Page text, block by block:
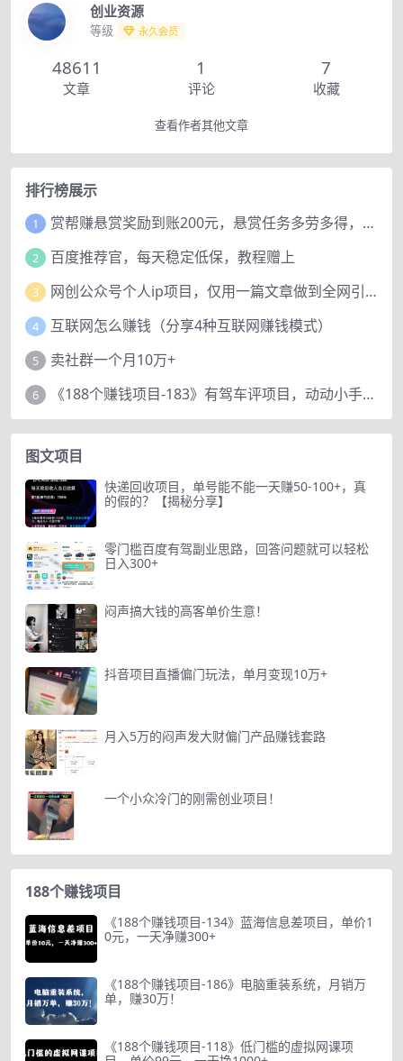
创业资源
等级 永久会员
48611
文章
1
评论
7
收藏
查看作者其他文章
排行榜展示
1 赏帮赚悬赏奖励到账200元，悬赏任务多劳多得，人人可做。
2 百度推荐官，每天稳定低保，教程赠上
3 网创公众号个人ip项目，仅用一篇文章做到全网引流！
4 互联网怎么赚钱（分享4种互联网赚钱模式）
5 卖社群一个月10万+
6 《188个赚钱项目-183》有驾车评项目，动动小手，复制粘贴赚44元！
图文项目
快递回收项目，单号能不能一天赚50-100+，真
的假的？【揭秘分享】
零门槛百度有驾副业思路，回答问题就可以轻松
日入300+
闷声搞大钱的高客单价生意！
抖音项目直播偏门玩法，单月变现10万+
月入5万的闷声发大财偏门产品赚钱套路
一个小众冷门的刚需创业项目！
188个赚钱项目
《188个赚钱项目-134》蓝海信息差项目，单价1
0元，一天净赚300+
《188个赚钱项目-186》电脑重装系统，月销万
单，赚30万！
《188个赚钱项目-118》低门槛的虚拟网课项